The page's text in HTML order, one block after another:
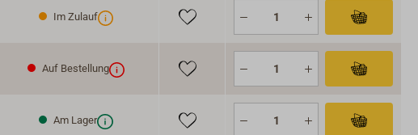
Im Zulauf
Auf Bestellung
Am Lager